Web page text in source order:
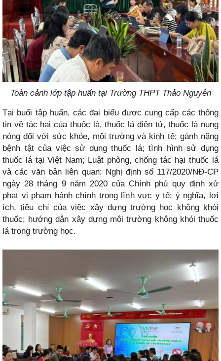
Toàn cảnh lớp tập huấn tại Trường THPT Thảo Nguyên
Tại buổi tập huấn, các đại biểu được cung cấp các thông
tin về tác hại của thuốc lá, thuốc lá điện tử, thuốc lá nung
nóng đối với sức khỏe, môi trường và kinh tế; gánh nặng
bệnh tật của việc sử dụng thuốc lá; tình hình sử dụng
thuốc lá tại Việt Nam; Luật phòng, chống tác hại thuốc lá
và các văn bản liên quan: Nghị định số 117/2020/NĐ-CP
ngày 28 tháng 9 năm 2020 của Chính phủ quy định xử
phạt vi phạm hành chính trong lĩnh vực y tế; ý nghĩa, lợi
ích, tiêu chí của việc xây dựng trường học không khói
thuốc; hướng dẫn xây dựng môi trường không khói thuốc
lá trong trường học.